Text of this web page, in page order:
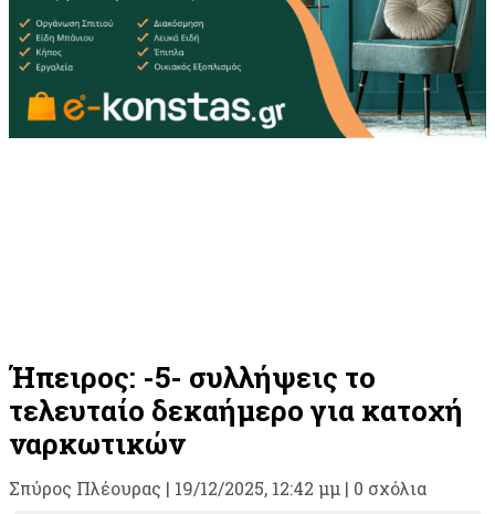
Ήπειρος: -5- συλλήψεις το
τελευταίο δεκαήμερο για κατοχή
ναρκωτικών
Σπύρος Πλέουρας | 19/12/2025, 12:42 μμ | 0 σχόλια